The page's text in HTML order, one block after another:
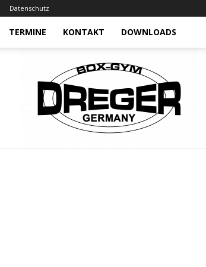
Datenschutz
TERMINE KONTAKT DOWNLOADS